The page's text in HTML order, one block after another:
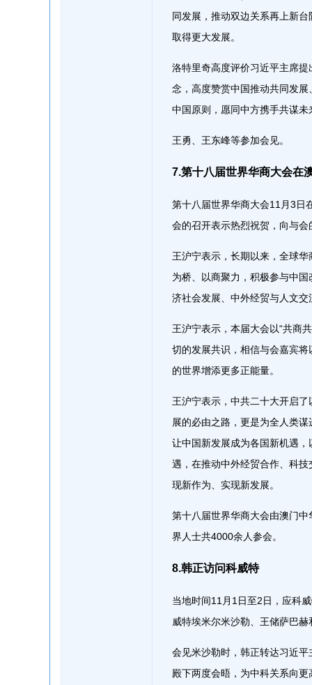
同发展，推动双边关系再上新
取得更大发展。
洛特里奇高度评价习近平主席
念，高度赞赏中国推动共同发
中国原则，愿同中方携手共谋未
王勇、王东峰等参加会见。
7.第十八届世界华商大会在
第十八届世界华商大会11月3日
会的召开表示热烈祝贺，向与
王沪宁表示，长期以来，全球华
为桥、以商聚力，积极参与中
济社会发展、中外经贸与人文
王沪宁表示，本届大会以“共商
切的发展共识，相信与会嘉宾
的世界增添更多正能量。
王沪宁表示，中共二十大开启
展的必由之路，更是为全人类
让中国新发展成为各国新机遇
遇，在推动中外经贸合作、科
现新作为、实现新发展。
第十八届世界华商大会由澳门
界人士共4000余人参会。
8.韩正访问科威特
当地时间11月1日至2日，应科
威特埃米尔米沙勒、王储萨巴
会见米沙勒时，韩正转达习近
殿下两度会晤，为中科关系向